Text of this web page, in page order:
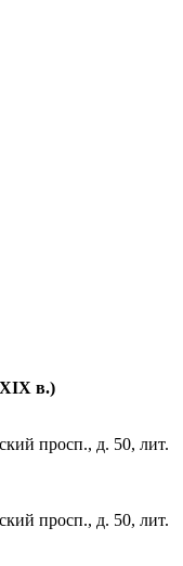
ХIХ в.)
просп., д. 50, лит.
просп., д. 50, лит.